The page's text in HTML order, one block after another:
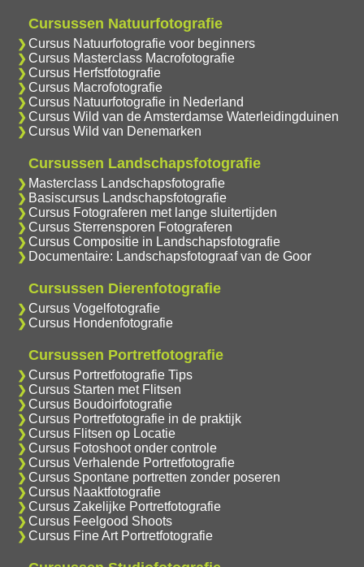
Cursussen Natuurfotografie
Cursus Natuurfotografie voor beginners
Cursus Masterclass Macrofotografie
Cursus Herfstfotografie
Cursus Macrofotografie
Cursus Natuurfotografie in Nederland
Cursus Wild van de Amsterdamse Waterleidingduinen
Cursus Wild van Denemarken
Cursussen Landschapsfotografie
Masterclass Landschapsfotografie
Basiscursus Landschapsfotografie
Cursus Fotograferen met lange sluitertijden
Cursus Sterrensporen Fotograferen
Cursus Compositie in Landschapsfotografie
Documentaire: Landschapsfotograaf van de Goor
Cursussen Dierenfotografie
Cursus Vogelfotografie
Cursus Hondenfotografie
Cursussen Portretfotografie
Cursus Portretfotografie Tips
Cursus Starten met Flitsen
Cursus Boudoirfotografie
Cursus Portretfotografie in de praktijk
Cursus Flitsen op Locatie
Cursus Fotoshoot onder controle
Cursus Verhalende Portretfotografie
Cursus Spontane portretten zonder poseren
Cursus Naaktfotografie
Cursus Zakelijke Portretfotografie
Cursus Feelgood Shoots
Cursus Fine Art Portretfotografie